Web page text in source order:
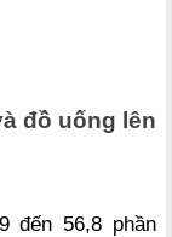
đồ uống lên
đến 56,8 phần